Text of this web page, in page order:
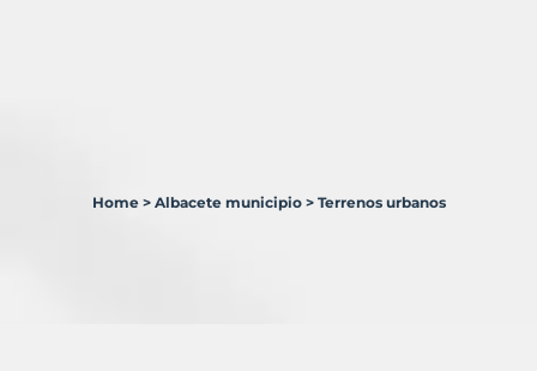
Home > Albacete municipio > Terrenos urbanos